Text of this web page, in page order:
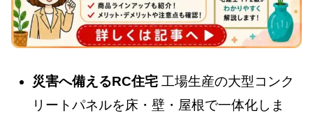
災害へ備えるRC住宅工場生産の大型コンク
リートパネルを床・壁・屋根で一体化しま